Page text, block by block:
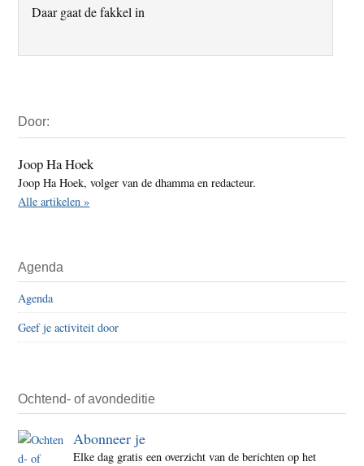
Daar gaat de fakkel in
Sidebar
Door:
Joop Ha Hoek
Joop Ha Hoek, volger van de dhamma en redacteur.
Alle artikelen »
Agenda
Agenda
Geef je activiteit door
Ochtend- of avondeditie
Abonneer je
Elke dag gratis een overzicht van de berichten op het